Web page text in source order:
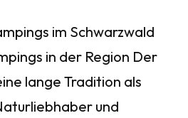
im Schwarzwald
in der Region Der
lange Tradition als
und